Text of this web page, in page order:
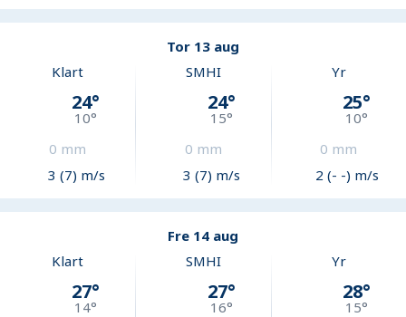
Tor 13 aug
Klart
24°
10°
0 mm
3 (7) m/s
SMHI
24°
15°
0 mm
3 (7) m/s
Yr
25°
10°
0 mm
2 (- -) m/s
Fre 14 aug
Klart
27°
14°
SMHI
27°
16°
Yr
28°
15°